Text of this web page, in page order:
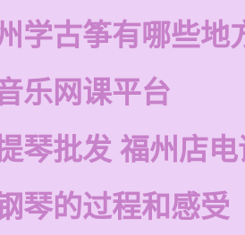
学古筝有哪些地
乐网课平台
琴批发 福州店
琴的过程和感受